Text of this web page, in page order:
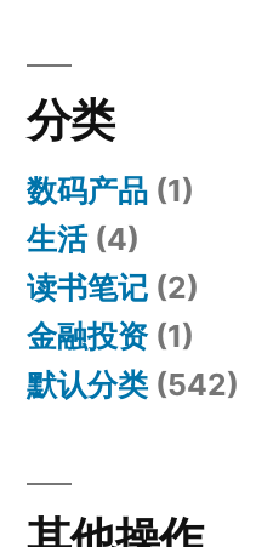
分类
数码产品 (1)
生活(4)
读书笔记 (2)
金融投资(1)
默认分类 (542)